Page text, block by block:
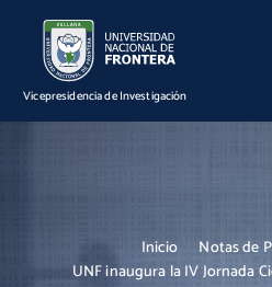
Vicepresidencia de Investigación
Inicio
Notas de
UNF inaugura la IV Jornada